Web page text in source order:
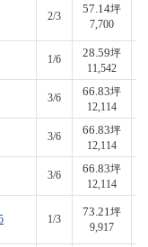
2/3
57.14坪
7,700
1/6
28.59坪
11,542
3/6
66.83坪
12,114
3/6
66.83坪
12,114
3/6
66.83坪
12,114
1/3
73.21 坪
9,917